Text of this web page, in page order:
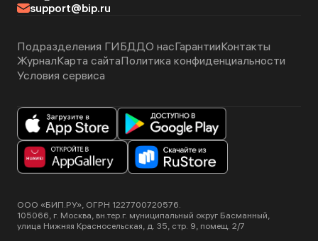
support@bip.ru
Подразделения ГИБДДО насГарантииКонтакты
ЖурналКарта сайтаПолитика конфиденциальности
Условия сервиса
ООО «БИП.РУ», ОГРН 1227700720576.
105066, г. Москва, вн.тер.г. муниципальный округ Басманный,
улица Нижняя Красносельская, д. 35, стр. 9, помещ. 2/7